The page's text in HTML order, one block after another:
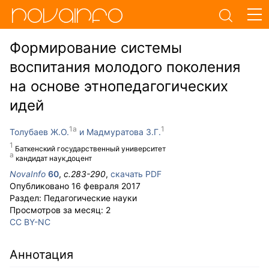
Формирование системы
воспитания молодого поколения
на основе этнопедагогических
идей
Толубаев Ж.О.
Баткенский государственный университет
кандидат наук,доцент
Мадмуратова З.Г.
NovaInfo 60, с.283-290, скачать PDF
Опубликовано 16 февраля 2017
Раздел: Педагогические науки
Просмотров за месяц: 2
CC BY-NC
Аннотация